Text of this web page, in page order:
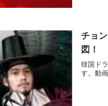
チョ
図！
韓国ド
す。動